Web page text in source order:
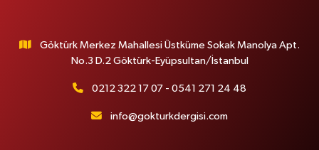
Göktürk Merkez Mahallesi Üstküme Sokak Manolya Apt.
No.3 D.2 Göktürk-Eyüpsultan/İstanbul
0212 322 17 07 - 0541 271 24 48
info@gokturkdergisi.com